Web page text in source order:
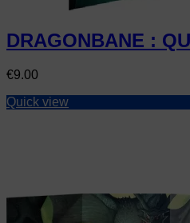
DRAGONBANE :
Price
€9.00
Quick view